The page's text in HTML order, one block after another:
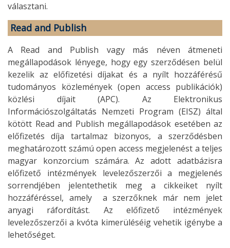
választani.
Read and Publish
A Read and Publish vagy más néven átmeneti
megállapodások lényege, hogy egy szerződésen belül
kezelik az előfizetési díjakat és a nyílt hozzáférésű
tudományos közlemények (open access publikációk)
közlési díjait (APC). Az Elektronikus
Információszolgáltatás Nemzeti Program (EISZ) által
kötött Read and Publish megállapodások esetében az
előfizetés díja tartalmaz bizonyos, a szerződésben
meghatározott számú open access megjelenést a teljes
magyar konzorcium számára. Az adott adatbázisra
előfizető intézmények levelezőszerzői a megjelenés
sorrendjében jelentethetik meg a cikkeiket nyílt
hozzáféréssel, amely a szerzőknek már nem jelet
anyagi ráfordítást. Az előfizető intézmények
levelezőszerzői a kvóta kimerüléséig vehetik igénybe a
lehetőséget.